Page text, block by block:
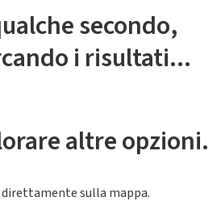
secondo,
i risultati...
altre opzioni.
sulla mappa.